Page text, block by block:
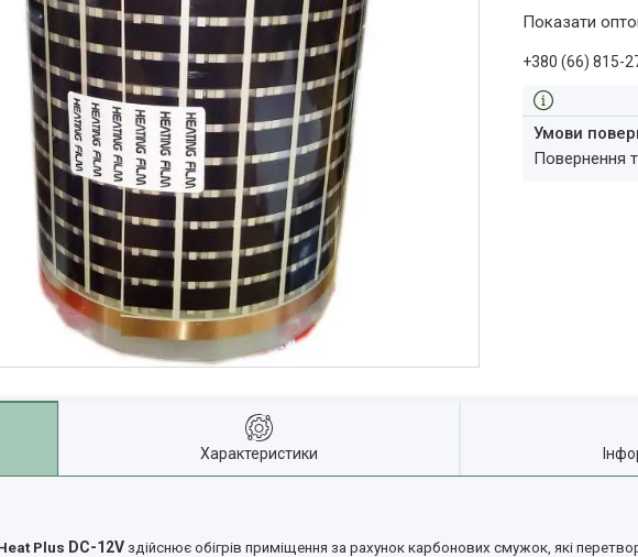
Показати
+380 (66) 815-
повернення
Характеристики
Plus DC-12V здійснює обігрів приміщення за рахунок карбонових смужок, які